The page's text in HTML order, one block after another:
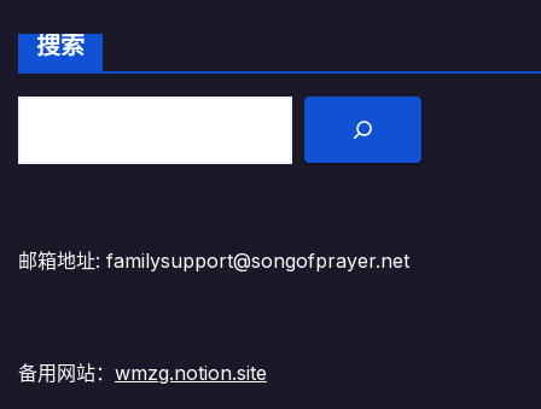
搜索
邮箱地址: familysupport@songofprayer.net
备用网站： wmzg.notion.site